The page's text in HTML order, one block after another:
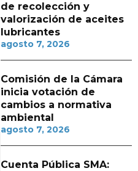
de recolección y
valorización de aceites
lubricantes
agosto 7, 2026
Comisión de la Cámara
inicia votación de
cambios a normativa
ambiental
agosto 7, 2026
Cuenta Pública SMA: